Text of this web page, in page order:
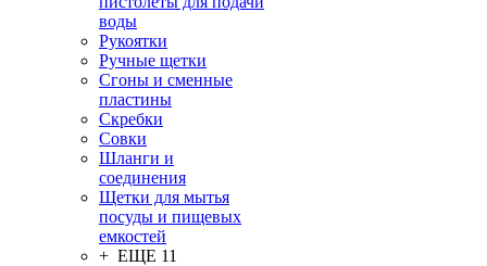
воды
Рукоятки
Ручные щетки
Сгоны и сменные
пластины
Скребки
Совки
Шланги и
соединения
Щетки для мытья
посуды и пищевых
емкостей
+ ЕЩЕ 11